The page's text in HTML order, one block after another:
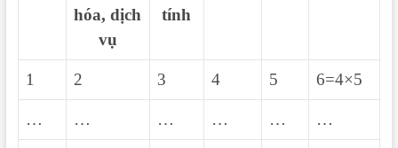
hóa, dịch
vụ
tính
1 2 3 4 5 6=4×5
… … … … … …